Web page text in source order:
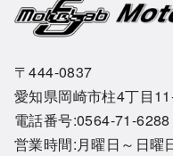
〒444-0837
愛知県岡崎市柱4丁目
電話番号:0564-71-6288
営業時間:月曜日～日曜